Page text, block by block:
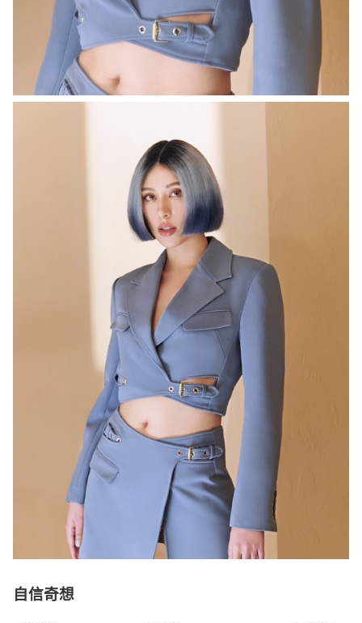
自信奇想